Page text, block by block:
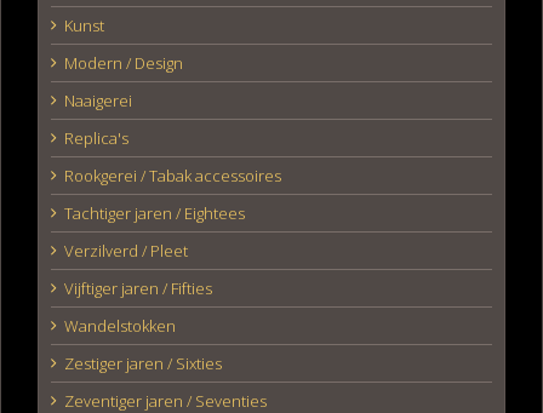
Kunst
Modern / Design
Naaigerei
Replica's
Rookgerei / Tabak accessoires
Tachtiger jaren / Eightees
Verzilverd / Pleet
Vijftiger jaren / Fifties
Wandelstokken
Zestiger jaren / Sixties
Zeventiger jaren / Seventies